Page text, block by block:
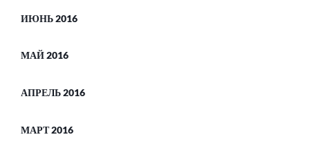
ИЮНЬ 2016
МАЙ 2016
АПРЕЛЬ 2016
МАРТ 2016